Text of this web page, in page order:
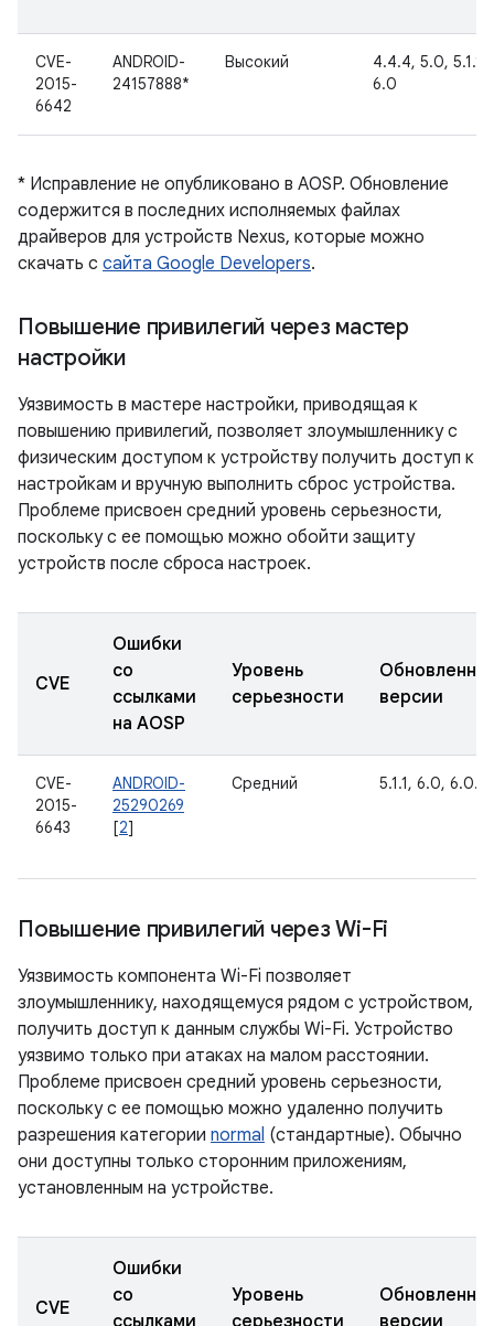
CVE-
2015-
6642
ANDROID-
24157888*
Высокий
4.4.4, 5.0, 5.1.1,
6.0
* Исправление не опубликовано в AOSP. Обновление
содержится в последних исполняемых файлах
драйверов для устройств Nexus, которые можно
скачать с сайта Google Developers.
Повышение привилегий через мастер
настройки
Уязвимость в мастере настройки, приводящая к
повышению привилегий, позволяет злоумышленнику с
физическим доступом к устройству получить доступ к
настройкам и вручную выполнить сброс устройства.
Проблеме присвоен средний уровень серьезности,
поскольку с ее помощью можно обойти защиту
устройств после сброса настроек.
CVE
Ошибки
со
ссылками
на AOSP
Уровень
серьезности
версии
CVE-
2015-
6643
ANDROID-
25290269
[2]
Средний 5.1.1, 6.0, 6.0.1
Повышение привилегий через Wi-Fi
Уязвимость компонента Wi-Fi позволяет
злоумышленнику, находящемуся рядом с устройством,
получить доступ к данным службы Wi-Fi. Устройство
уязвимо только при атаках на малом расстоянии.
Проблеме присвоен средний уровень серьезности,
поскольку с ее помощью можно удаленно получить
разрешения категории normal (стандартные). Обычно
они доступны только сторонним приложениям,
установленным на устройстве.
CVE
Ошибки
со
ссылками
Уровень
серьезности
версии